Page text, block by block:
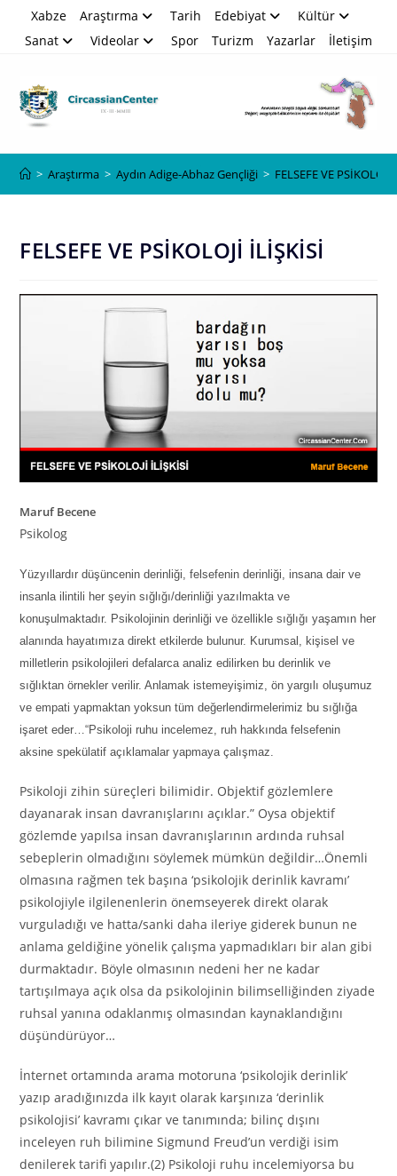
Xabze Araştırma Tarih Edebiyat
Kültür
Sanat
Videolar Spor Turizm Yazarlar İletişim
> Araştırma > Aydın Adige-Abhaz Gençliği > FELSEFE VE PSİKOLOJİ
FELSEFE VE PSİKOLOJİ İLİŞKİSİ
Maruf Becene
Psikolog
Yüzyıllardır düşüncenin derinliği, felsefenin derinliği, insana dair ve
insanla ilintili her şeyin sığlığı/derinliği yazılmakta ve
konuşulmaktadır. Psikolojinin derinliği ve özellikle sığlığı yaşamın her
alanında hayatımıza direkt etkilerde bulunur. Kurumsal, kişisel ve
milletlerin psikolojileri defalarca analiz edilirken bu derinlik ve
sığlıktan örnekler verilir. Anlamak istemeyişimiz, ön yargılı oluşumuz
ve empati yapmaktan yoksun tüm değerlendirmelerimiz bu sığlığa
işaret eder…“Psikoloji ruhu incelemez, ruh hakkında felsefenin
aksine spekülatif açıklamalar yapmaya çalışmaz.
Psikoloji zihin süreçleri bilimidir. Objektif gözlemlere
dayanarak insan davranışlarını açıklar.” Oysa objektif
gözlemde yapılsa insan davranışlarının ardında ruhsal
sebeplerin olmadığını söylemek mümkün değildir…Önemli
olmasına rağmen tek başına ‘psikolojik derinlik kavramı’
psikolojiyle ilgilenenlerin önemseyerek direkt olarak
vurguladığı ve hatta/sanki daha ileriye giderek bunun ne
anlama geldiğine yönelik çalışma yapmadıkları bir alan gibi
durmaktadır. Böyle olmasının nedeni her ne kadar
tartışılmaya açık olsa da psikolojinin bilimselliğinden ziyade
ruhsal yanına odaklanmış olmasından kaynaklandığını
düşündürüyor…
İnternet ortamında arama motoruna ‘psikolojik derinlik’
yazıp aradığınızda ilk kayıt olarak karşınıza ‘derinlik
psikolojisi’ kavramı çıkar ve tanımında; bilinç dışını
inceleyen ruh bilimine Sigmund Freud’un verdiği isim
denilerek tarifi yapılır.(2) Psikoloji ruhu incelemiyorsa bu